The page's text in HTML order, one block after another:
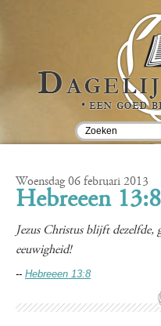
Woensdag 06 februari 2013
Hebreeen 13:8
Jezus Christus blijft dezelfde,
eeuwigheid!
-- Hebreeen 13:8